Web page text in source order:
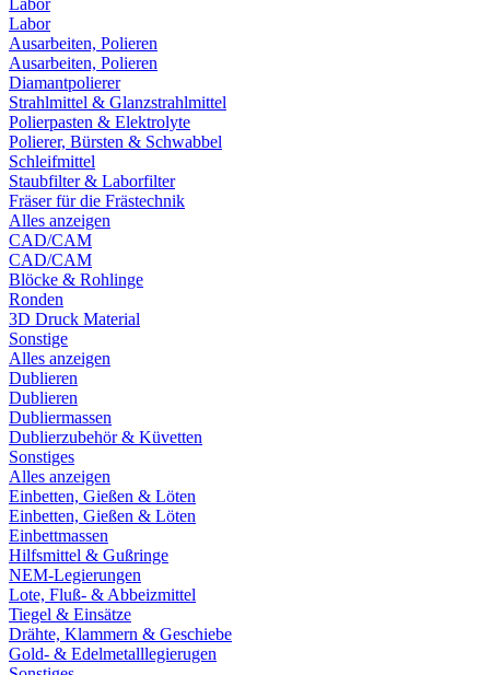
Labor
Labor
Ausarbeiten, Polieren
Ausarbeiten, Polieren
Diamantpolierer
Strahlmittel & Glanzstrahlmittel
Polierpasten & Elektrolyte
Polierer, Bürsten & Schwabbel
Schleifmittel
Staubfilter & Laborfilter
Fräser für die Frästechnik
Alles anzeigen
CAD/CAM
CAD/CAM
Blöcke & Rohlinge
Ronden
3D Druck Material
Sonstige
Alles anzeigen
Dublieren
Dublieren
Dubliermassen
Dublierzubehör & Küvetten
Sonstiges
Alles anzeigen
Einbetten, Gießen & Löten
Einbetten, Gießen & Löten
Einbettmassen
Hilfsmittel & Gußringe
NEM-Legierungen
Lote, Fluß- & Abbeizmittel
Tiegel & Einsätze
Drähte, Klammern & Geschiebe
Gold- & Edelmetalllegierugen